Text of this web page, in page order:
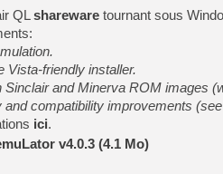
QL shareware tournant sous
Vista-friendly installer.
Sinclair and Minerva ROM images
and compatibility improvements
ici.
v4.0.3 (4.1 Mo)